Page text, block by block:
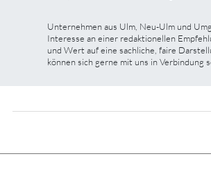
Unternehmen aus Ulm, Neu-Ulm und
Interesse an einer redaktionellen
und Wert auf eine sachliche, faire
können sich gerne mit uns in Verbindung